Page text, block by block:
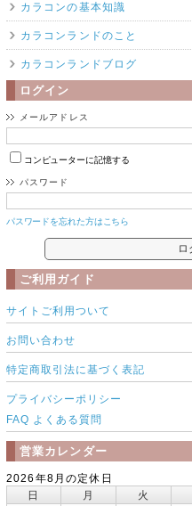
カラコンの基本知識
カラコンランドのこと
カラコンランドブログ
ログイン
メールアドレス
コンピューターに記憶する
パスワード
パスワードを忘れた方はこちら
ご利用ガイド
サイトご利用ついて
お問い合わせ
特定商取引法に基づく表記
プライバシーポリシー
FAQ よくある質問
営業カレンダー
2026年8月の定休日
日
月 火